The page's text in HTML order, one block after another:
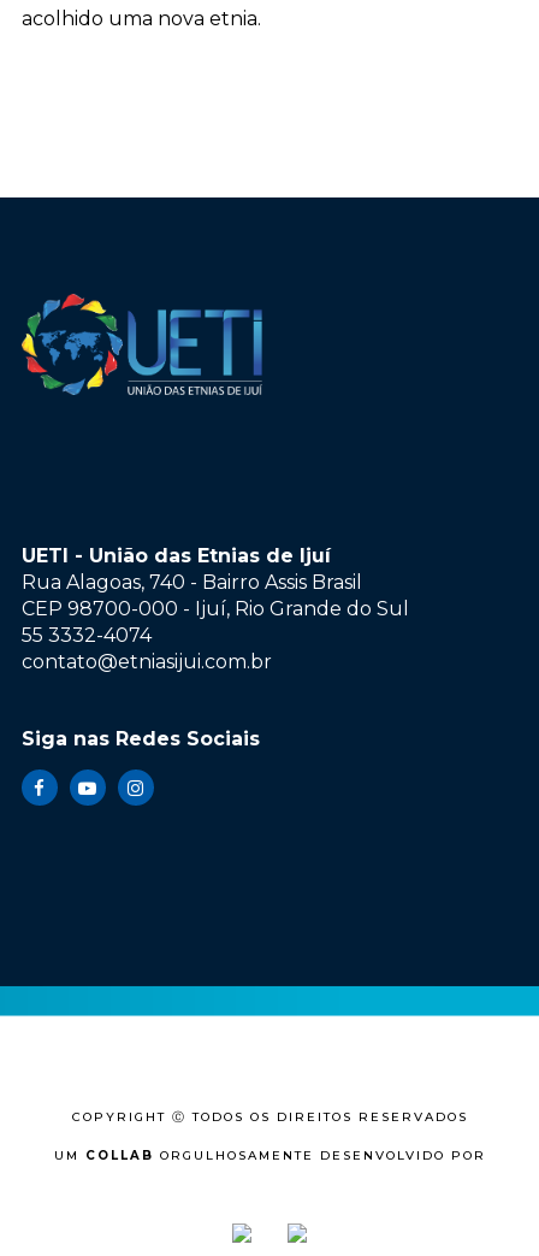
acolhido uma nova etnia.
UETI - União das Etnias de Ijuí
Rua Alagoas, 740 - Bairro Assis Brasil
CEP 98700-000 - Ijuí, Rio Grande do Sul
55 3332-4074
contato@etniasijui.com.br
Siga nas Redes Sociais
COPYRIGHT Ⓒ TODOS OS DIREITOS RESERVADOS
UM COLLAB ORGULHOSAMENTE DESENVOLVIDO POR